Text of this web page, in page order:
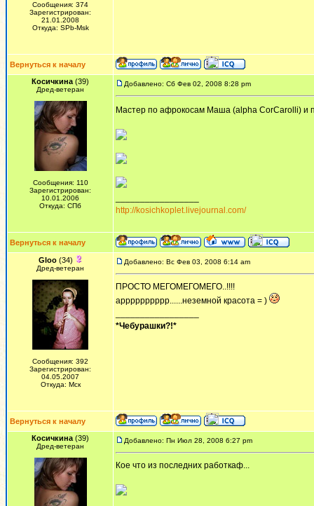
Сообщения: 374
Зарегистрирован:
21.01.2008
Откуда: SPb-Msk
Вернуться к началу
Косичкина (39)
Дред-ветеран
Сообщения: 110
Зарегистрирован:
10.01.2006
Откуда: СПб
Добавлено: Сб Фев 02, 2008 8:28 pm
Мастер по афрокосам Маша (alpha CorCarolli) и
http://kosichkoplet.livejournal.com/
Вернуться к началу
Gloo(34)
Дред-ветеран
Сообщения: 392
Зарегистрирован:
04.05.2007
Откуда: Мск
Добавлено: Вс Фев 03, 2008 6:14 am
ПРОСТО МЕГОМЕГОМЕГО..!!!!
арррррррррр......неземной красота = )
*Чебурашки?!*
Вернуться к началу
Косичкина (39)
Дред-ветеран
Добавлено: Пн Июл 28, 2008 6:27 pm
Кое что из последних работкаф...